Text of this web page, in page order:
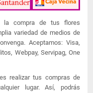
la compra de tus flores
variedad de medios de
Aceptamos: Visa,
Webpay, Servipag, One
realizar tus compras de
lugar. Así, podrás